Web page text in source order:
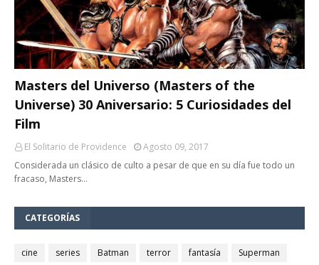
Masters del Universo (Masters of the
Universe) 30 Aniversario: 5 Curiosidades del
Film
El Solitario de Providence
Agosto 09, 2017
Considerada un clásico de culto a pesar de que en su día fue todo un
fracaso, Masters…
CATEGORÍAS
cine series Batman terror fantasía
Superman